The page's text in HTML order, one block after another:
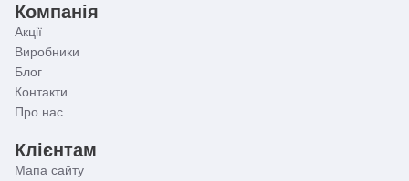
Компанія
Акції
Виробники
Блог
Контакти
Про нас
Клієнтам
Мапа сайту